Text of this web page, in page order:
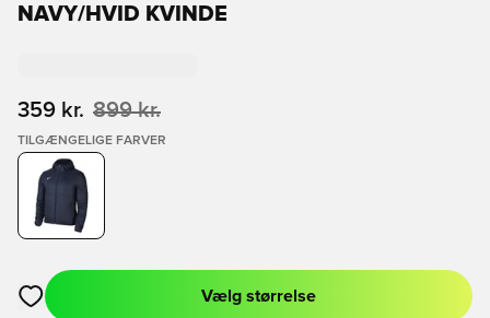
NAVY/HVID KVINDE
359 kr. 899 kr.
TILGÆNGELIGE FARVER
Åbner en Modal til at logge ind eller tilmelde dig som medlem
Vælg størrelse